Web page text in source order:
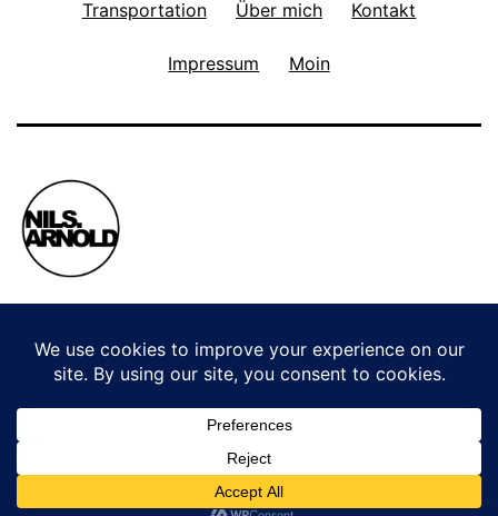
Transportation Über mich Kontakt
Impressum Moin
Stolz präsentiert von WordPress
WordPress Cookie Plugin von Real Cookie